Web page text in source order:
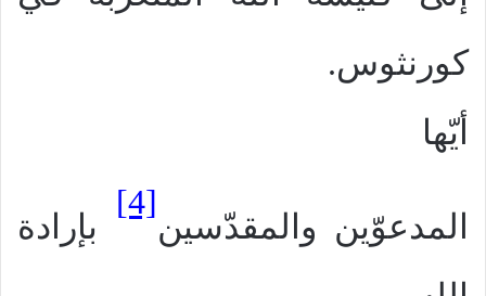
كورنثوس.
أيّها
المدعوّين والمقدّسين
[4]
بإرادة